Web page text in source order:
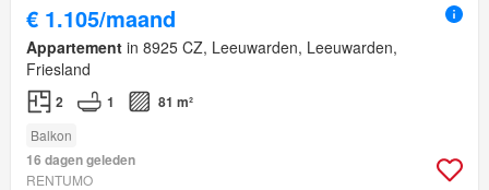
€ 1.105/maand
Appartement in 8925 CZ, Leeuwarden, Leeuwarden,
Friesland
2 1 81 m²
Balkon
16 dagen geleden
RENTUMO